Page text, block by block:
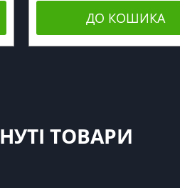
ДО КОШИКА
ТОВАРИ